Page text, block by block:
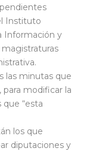
Instituto
Información y
las minutas que
modificar la
“esta
los que
diputaciones y